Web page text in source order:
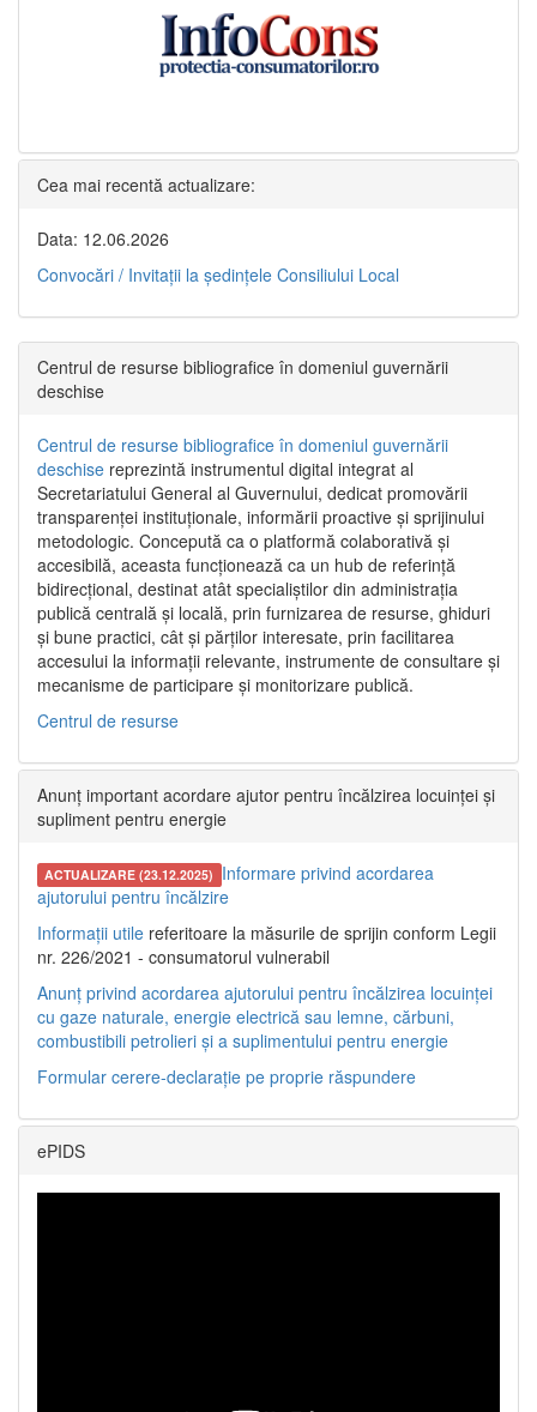
Cea mai recentă actualizare:
Data: 12.06.2026
Convocări / Invitaţii la şedinţele Consiliului Local
Centrul de resurse bibliografice în domeniul guvernării
deschise
Centrul de resurse bibliografice în domeniul guvernării
deschise reprezintă instrumentul digital integrat al
Secretariatului General al Guvernului, dedicat promovării
transparenței instituționale, informării proactive și sprijinului
metodologic. Concepută ca o platformă colaborativă și
accesibilă, aceasta funcționează ca un hub de referință
bidirecțional, destinat atât specialiștilor din administrația
publică centrală și locală, prin furnizarea de resurse, ghiduri
și bune practici, cât și părților interesate, prin facilitarea
accesului la informații relevante, instrumente de consultare și
mecanisme de participare și monitorizare publică.
Centrul de resurse
Anunț important acordare ajutor pentru încălzirea locuinței și
supliment pentru energie
ACTUALIZARE (23.12.2025) Informare privind acordarea
ajutorului pentru încălzire
Informații utile referitoare la măsurile de sprijin conform Legii
nr. 226/2021 - consumatorul vulnerabil
Anunț privind acordarea ajutorului pentru încălzirea locuinței
cu gaze naturale, energie electrică sau lemne, cărbuni,
combustibili petrolieri și a suplimentului pentru energie
Formular cerere-declarație pe proprie răspundere
ePIDS